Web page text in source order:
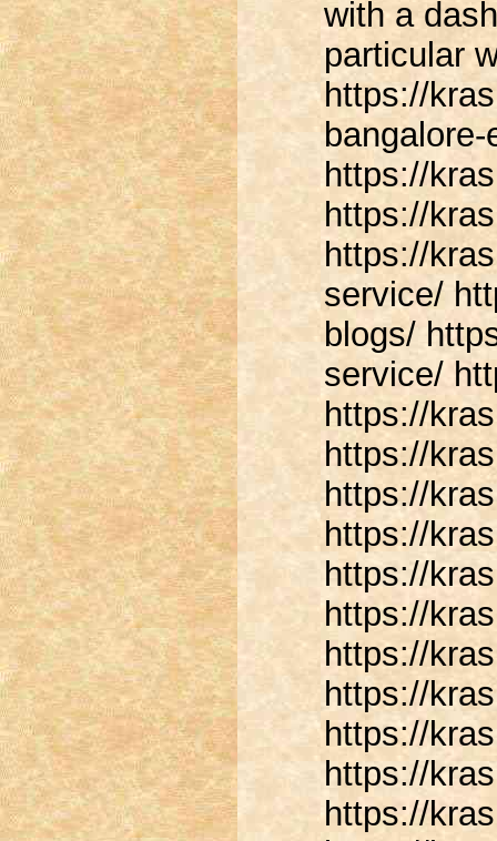
with a
particular
https://
https://
https://
https://
service/
blogs/
service/
https://
https://
https://
https://
https://
https://
https://
https://
https://
https://
https://